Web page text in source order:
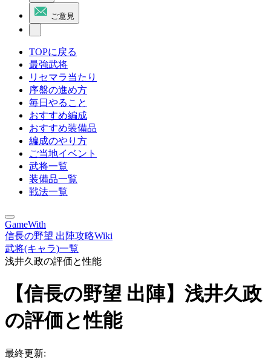
ご意見
TOPに戻る
最強武将
リセマラ当たり
序盤の進め方
毎日やること
おすすめ編成
おすすめ装備品
編成のやり方
ご当地イベント
武将一覧
装備品一覧
戦法一覧
GameWith
信長の野望 出陣攻略Wiki
武将(キャラ)一覧
浅井久政の評価と性能
【信長の野望 出陣】浅井久政
の評価と性能
最終更新: